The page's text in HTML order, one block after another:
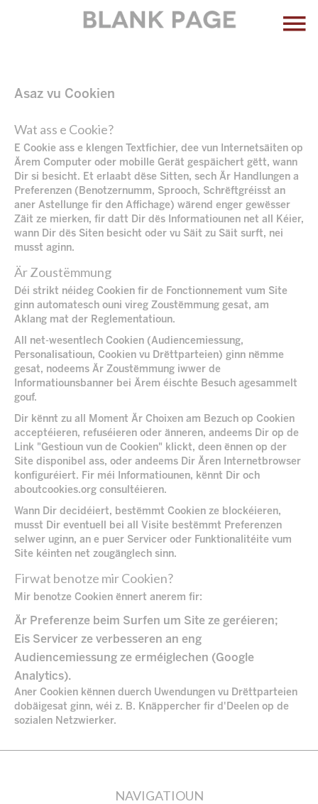
Asaz vu Cookien
Wat ass e Cookie?
E Cookie ass e klengen Textfichier, dee vun Internetsäiten op
Ärem Computer oder mobille Gerät gespäichert gëtt, wann
Dir si besicht. Et erlaabt dëse Sitten, sech Är Handlungen a
Preferenzen (Benotzernumm, Sprooch, Schrëftgréisst an
aner Astellunge fir den Affichage) wärend enger gewësser
Zäit ze mierken, fir datt Dir dës Informatiounen net all Kéier,
wann Dir dës Siten besicht oder vu Säit zu Säit surft, nei
musst aginn.
Är Zoustëmmung
Déi strikt néideg Cookien fir de Fonctionnement vum Site
ginn automatesch ouni vireg Zoustëmmung gesat, am
Aklang mat der Reglementatioun.
All net-wesentlech Cookien (Audiencemiessung,
Personalisatioun, Cookien vu Drëttparteien) ginn nëmme
gesat, nodeems Är Zoustëmmung iwwer de
Informatiounsbanner bei Ärem éischte Besuch agesammelt
gouf.
Dir kënnt zu all Moment Är Choixen am Bezuch op Cookien
acceptéieren, refuséieren oder änneren, andeems Dir op de
Link "Gestioun vun de Cookien" klickt, deen ënnen op der
Site disponibel ass, oder andeems Dir Ären Internetbrowser
konfiguréiert. Fir méi Informatiounen, kënnt Dir och
aboutcookies.org consultéieren.
Wann Dir decidéiert, bestëmmt Cookien ze blockéieren,
musst Dir eventuell bei all Visite bestëmmt Preferenzen
selwer uginn, an e puer Servicer oder Funktionalitéite vum
Site kéinten net zougänglech sinn.
Firwat benotze mir Cookien?
Mir benotze Cookien ënnert anerem fir:
Är Preferenze beim Surfen um Site ze geréieren;
Eis Servicer ze verbesseren an eng
Audiencemiessung ze erméiglechen (Google
Analytics).
Aner Cookien kënnen duerch Uwendungen vu Drëttparteien
dobäigesat ginn, wéi z. B. Knäppercher fir d'Deelen op de
sozialen Netzwierker.
NAVIGATIOUN